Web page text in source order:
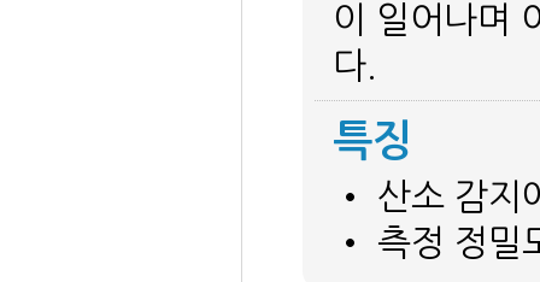
이 일어나며
다.
특징
• 산소 감지
• 측정 정밀